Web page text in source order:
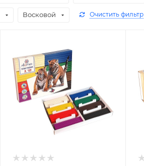
Восковой Очистить фильтр